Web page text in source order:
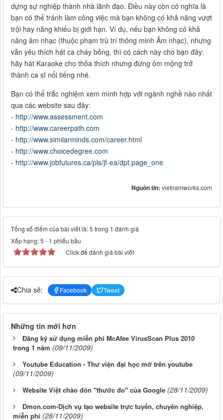
dựng sự nghiệp thành nhà lãnh đạo. Điều này còn có nghĩa là
bạn có thể tránh làm công việc mà bạn không có khả năng vượt
trội hay năng khiếu bị giới hạn. Ví dụ, nếu bạn không có khả
năng âm nhạc (thuộc phạm trù trí thông minh Âm nhạc), nhưng
vẫn yêu thích hát ca cháy bỏng, thì có cách này cho bạn đây:
hãy hát Karaoke cho thỏa thích nhưng đừng ôm mộng trở
thành ca sĩ nổi tiếng nhé.
Bạn có thể trắc nghiệm xem mình hợp với ngành nghề nào nhất
qua các website sau đây:
- http://www.assessment.com
- http://www.careerpath.com
- http://www.similarminds.com/career.html
- http://www.choicedegree.com
- http://www.jobfutures.ca/pls/jf-ea/dpt.page_one
Nguồn tin: vietnamworks.com
Tổng số điểm của bài viết là: 5 trong 1 đánh giá
Xếp hạng:5 - 1 phiếu bầu
Click để đánh giá bài viết
Chia sẻ: Facebook Tweet
Những tin mới hơn
Đăng ký sử dụng miễn phí McAfee VirusScan Plus 2010
trong 1 năm (09/11/2009)
Youtube Education - Thư viện đại học mở trên youtube
(09/11/2009)
Website Việt chào đón "thước đo" của Google (28/11/2009)
Dmon.com-Dịch vụ tạo website trực tuyến, chuyên nghiệp,
miễn phí (28/11/2009)